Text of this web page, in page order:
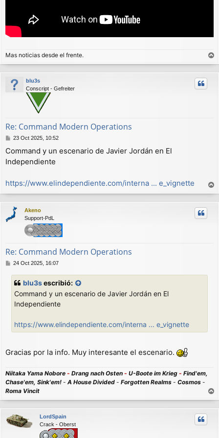
Mas noticias desde el frente.
r
r
blu3s
Conscript - Gefreiter
Re: Command Modern Operations
M
n
s
e
23 Oct 2025, 10:52
Command y un escenario de Javier Jordán en El
Independiente
https://www.elindependiente.com/interna ... e_vignette
r
r
Akeno
Support-PdL
Re: Command Modern Operations
M
24 Oct 2025, 16:07
blu3sescribió:
Command y un escenario de Javier Jordán en El
Independiente
https://www.elindependiente.com/interna ... e_vignette
Gracias por la info. Muy interesante el escenario.
Niitaka Yama Nobore - Drang nach Osten - U-Boote im Krieg - Find'em,
Chase'em, Sink'em! - A House Divided - Forgotten Realms - Cosmos -
Roma Vincit
r
r
LordSpain
Crack - Oberst